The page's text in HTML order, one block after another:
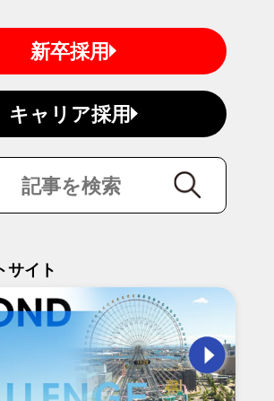
新卒採用
キャリア採用
サイト